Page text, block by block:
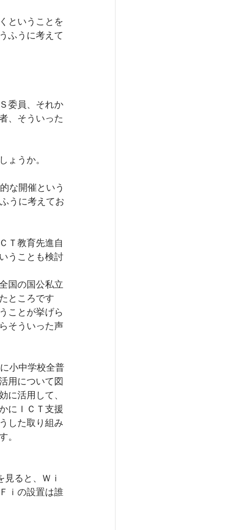
ということを
ふうに考えて
委員、それか
、そういった
うか。
な開催という
うに考えてお
Ｔ教育先進自
うことも検討
国の国公私立
ところです
ことが挙げら
そういった声
小中学校全普
用について図
活用して、
にＩＣＴ支援
した取り組み
。
ると、Ｗｉ
ｉの設置は誰